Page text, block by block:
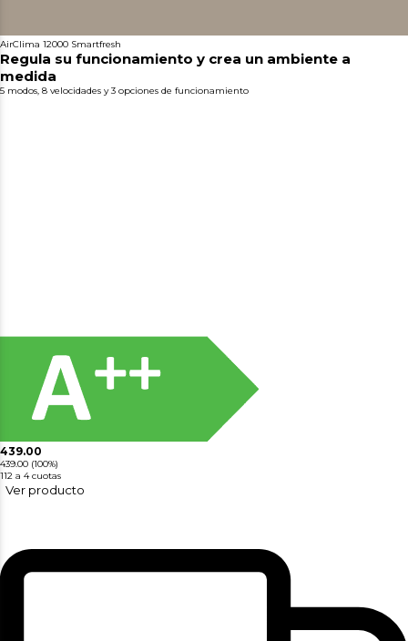
AirClima 12000 Smartfresh
Regula su funcionamiento y crea un ambiente a
medida
5 modos, 8 velocidades y 3 opciones de funcionamiento
439.00
439.00 (100%)
112 a 4 cuotas
Ver producto